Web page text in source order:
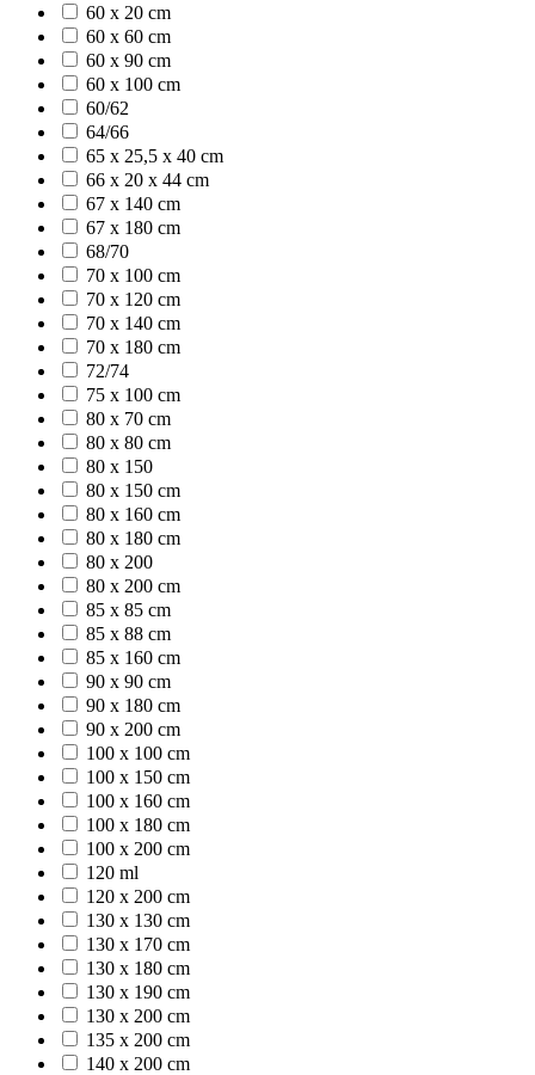
60 x 20 cm
60 x 60 cm
60 x 90 cm
60 x 100 cm
60/62
64/66
65 x 25,5 x 40 cm
66 x 20 x 44 cm
67 x 140 cm
67 x 180 cm
68/70
70 x 100 cm
70 x 120 cm
70 x 140 cm
70 x 180 cm
72/74
75 x 100 cm
80 x 70 cm
80 x 80 cm
80 x 150
80 x 150 cm
80 x 160 cm
80 x 180 cm
80 x 200
80 x 200 cm
85 x 85 cm
85 x 88 cm
85 x 160 cm
90 x 90 cm
90 x 180 cm
90 x 200 cm
100 x 100 cm
100 x 150 cm
100 x 160 cm
100 x 180 cm
100 x 200 cm
120 ml
120 x 200 cm
130 x 130 cm
130 x 170 cm
130 x 180 cm
130 x 190 cm
130 x 200 cm
135 x 200 cm
140 x 200 cm